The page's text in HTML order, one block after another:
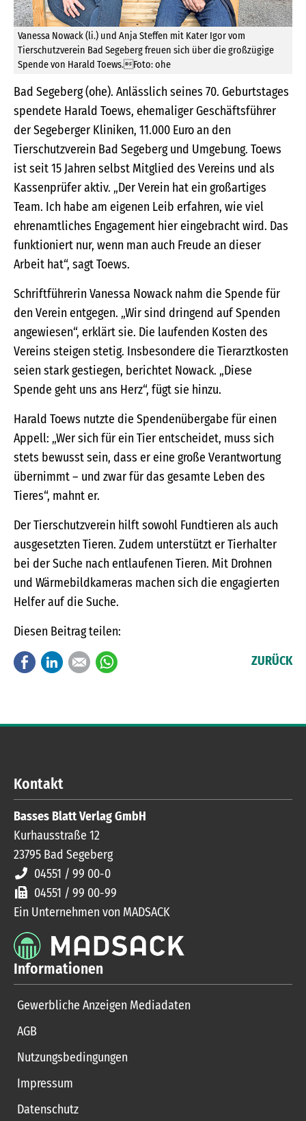
Vanessa Nowack (li.) und Anja Steffen mit Kater Igor vom
Tierschutzverein Bad Segeberg freuen sich über die großzügige
Spende von Harald Toews.Foto: ohe
Bad Segeberg (ohe). Anlässlich seines 70. Geburtstages
spendete Harald Toews, ehemaliger Geschäftsführer
der Segeberger Kliniken, 11.000 Euro an den
Tierschutzverein Bad Segeberg und Umgebung. Toews
ist seit 15 Jahren selbst Mitglied des Vereins und als
Kassenprüfer aktiv. „Der Verein hat ein großartiges
Team. Ich habe am eigenen Leib erfahren, wie viel
ehrenamtliches Engagement hier eingebracht wird. Das
funktioniert nur, wenn man auch Freude an dieser
Arbeit hat“, sagt Toews.
Schriftführerin Vanessa Nowack nahm die Spende für
den Verein entgegen. „Wir sind dringend auf Spenden
angewiesen“, erklärt sie. Die laufenden Kosten des
Vereins steigen stetig. Insbesondere die Tierarztkosten
seien stark gestiegen, berichtet Nowack. „Diese
Spende geht uns ans Herz“, fügt sie hinzu.
Harald Toews nutzte die Spendenübergabe für einen
Appell: „Wer sich für ein Tier entscheidet, muss sich
stets bewusst sein, dass er eine große Verantwortung
übernimmt – und zwar für das gesamte Leben des
Tieres“, mahnt er.
Der Tierschutzverein hilft sowohl Fundtieren als auch
ausgesetzten Tieren. Zudem unterstützt er Tierhalter
bei der Suche nach entlaufenen Tieren. Mit Drohnen
und Wärmebildkameras machen sich die engagierten
Helfer auf die Suche.
Diesen Beitrag teilen:
FacebookLinkedInE-mail ZURÜCK
Kontakt
Basses Blatt Verlag GmbH
Kurhausstraße 12
23795 Bad Segeberg
04551 / 99 00-0
04551 / 99 00-99
Ein Unternehmen von MADSACK
Informationen
Gewerbliche Anzeigen Mediadaten
AGB
Nutzungsbedingungen
Impressum
Datenschutz